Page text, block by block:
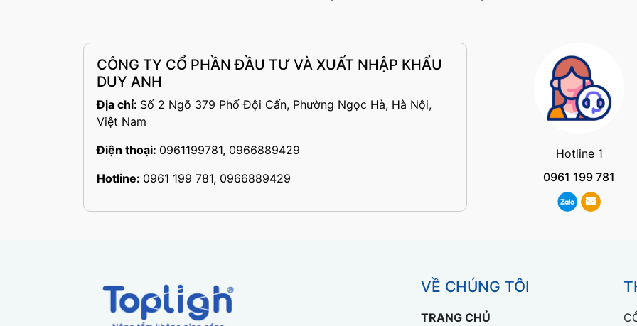
CÔNG TY CỔ PHẦN ĐẦU TƯ VÀ XUẤT NHẬP KHẨU
DUY ANH
Địa chỉ: Số 2 Ngõ 379 Phố Đội Cấn, Phường Ngọc Hà, Hà Nội,
Việt Nam
Điện thoại: 0961199781, 0966889429
Hotline: 0961 199 781, 0966889429
Hotline 1
0961 199 781
VỀ CHÚNG TÔI
TRANG CHỦ